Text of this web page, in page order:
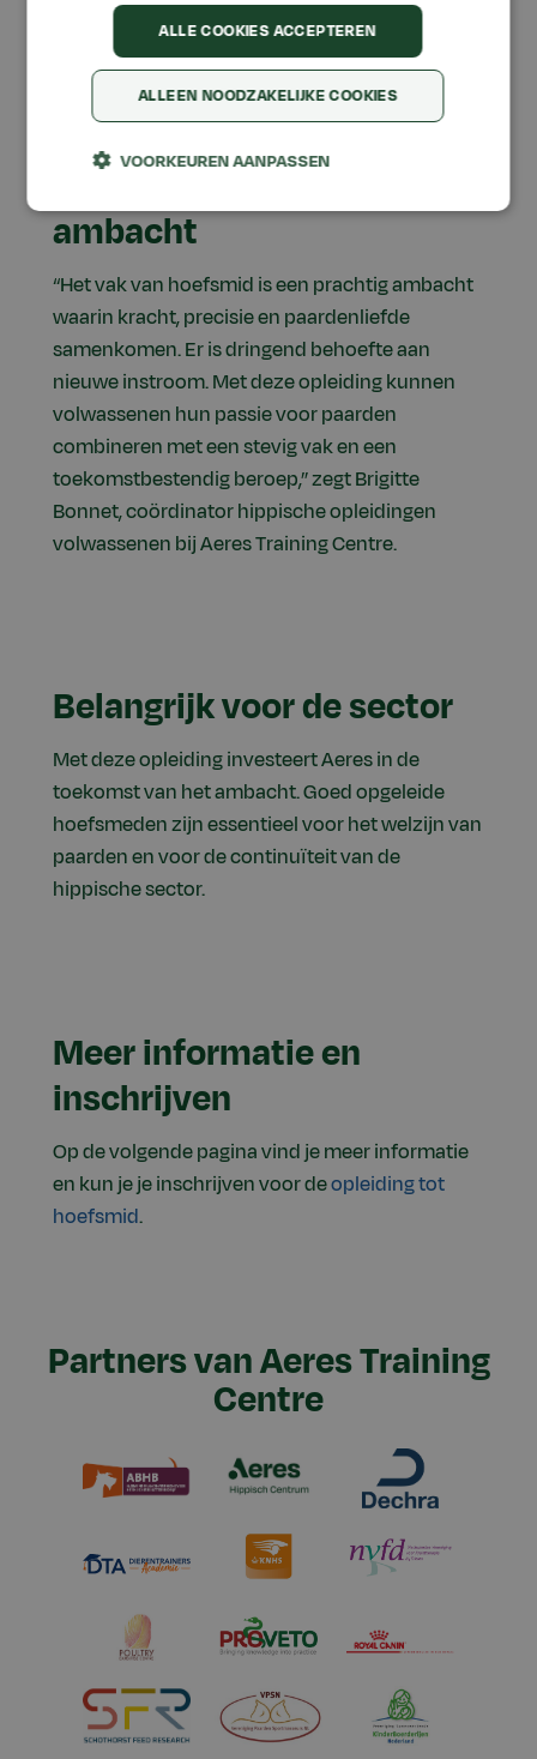
hoefsmid aan de slag te gaan.
De kracht van het
ambacht
“Het vak van hoefsmid is een prachtig ambacht
waarin kracht, precisie en paardenliefde
samenkomen. Er is dringend behoefte aan
nieuwe instroom. Met deze opleiding kunnen
volwassenen hun passie voor paarden
combineren met een stevig vak en een
toekomstbestendig beroep,” zegt Brigitte
Bonnet, coördinator hippische opleidingen
volwassenen bij Aeres Training Centre.
Belangrijk voor de sector
Met deze opleiding investeert Aeres in de
toekomst van het ambacht. Goed opgeleide
hoefsmeden zijn essentieel voor het welzijn van
paarden en voor de continuïteit van de
hippische sector.
Meer informatie en
inschrijven
Op de volgende pagina vind je meer informatie
en kun je je inschrijven voor deopleiding tot
hoefsmid.
Partners van Aeres Training
Centre
ALLE COOKIES ACCEPTEREN
ALLEEN NOODZAKELIJKE COOKIES
VOORKEUREN AANPASSEN